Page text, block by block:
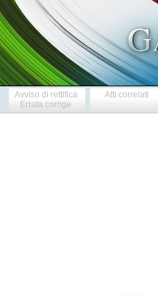
Avviso di rettifica
Errata corrige
Atti correlati